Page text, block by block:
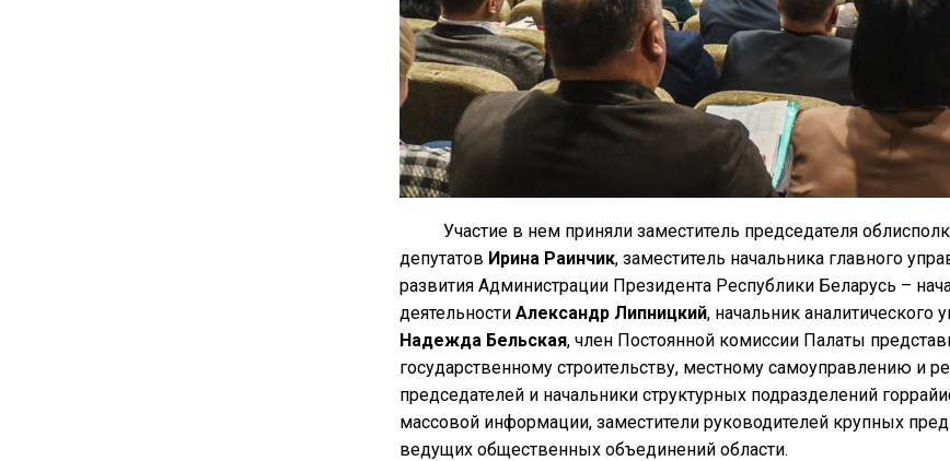
Участие в нем приняли заместитель председателя
депутатов Ирина Раинчик, заместитель начальника главного
развития Администрации Президента Республики Беларусь –
деятельности Александр Липницкий, начальник
Надежда Бельская, член Постоянной комиссии Палаты
государственному строительству, местному самоуправлению и
председателей и начальники структурных подразделений
массовой информации, заместители руководителей крупных
ведущих общественных объединений области.